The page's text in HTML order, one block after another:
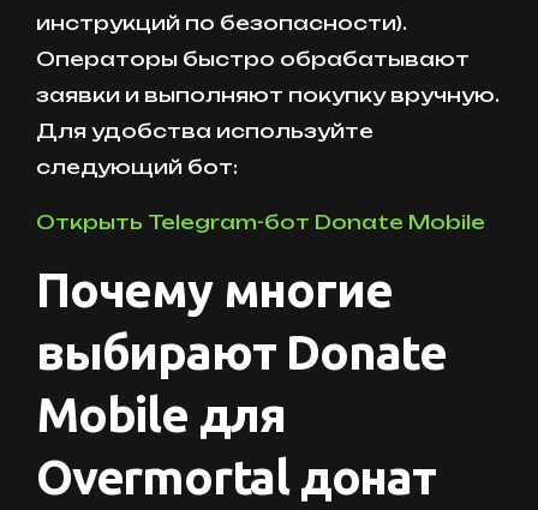
инструкций по безопасности).
Операторы быстро обрабатывают
заявки и выполняют покупку вручную.
Для удобства используйте
следующий бот:
Открыть Telegram-бот Donate Mobile
Почему многие
выбирают Donate
Mobile для
Overmortal донат